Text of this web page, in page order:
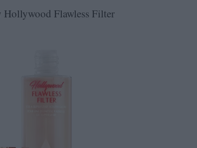
Flawless Filter